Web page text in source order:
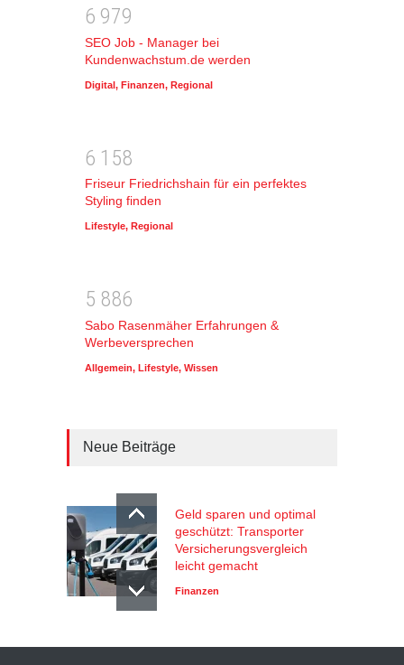
6 979
SEO Job - Manager bei
Kundenwachstum.de werden
Digital, Finanzen, Regional
6 1 58
Friseur Friedrichshain für ein perfektes
Styling finden
Lifestyle, Regional
5 886
Sabo Rasenmäher Erfahrungen &
Werbeversprechen
Allgemein, Lifestyle, Wissen
Neue Beiträge
Geld sparen und optimal
geschützt: Transporter
Versicherungsvergleich
leicht gemacht
Finanzen